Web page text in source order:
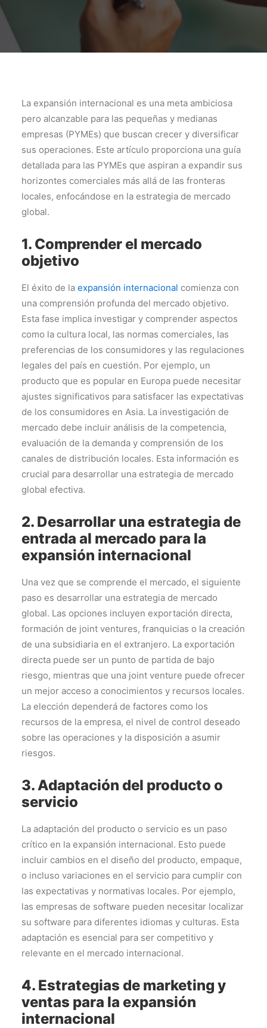
La expansión internacional es una meta ambiciosa
pero alcanzable para las pequeñas y medianas
empresas (PYMEs) que buscan crecer y diversificar
sus operaciones. Este artículo proporciona una guía
detallada para las PYMEs que aspiran a expandir sus
horizontes comerciales más allá de las fronteras
locales, enfocándose en la estrategia de mercado
global.
1. Comprender el mercado
objetivo
El éxito de la expansión internacional comienza con
una comprensión profunda del mercado objetivo.
Esta fase implica investigar y comprender aspectos
como la cultura local, las normas comerciales, las
preferencias de los consumidores y las regulaciones
legales del país en cuestión. Por ejemplo, un
producto que es popular en Europa puede necesitar
ajustes significativos para satisfacer las expectativas
de los consumidores en Asia. La investigación de
mercado debe incluir análisis de la competencia,
evaluación de la demanda y comprensión de los
canales de distribución locales. Esta información es
crucial para desarrollar una estrategia de mercado
global efectiva.
2. Desarrollar una estrategia de
entrada al mercado para la
expansión internacional
Una vez que se comprende el mercado, el siguiente
paso es desarrollar una estrategia de mercado
global. Las opciones incluyen exportación directa,
formación de joint ventures, franquicias o la creación
de una subsidiaria en el extranjero. La exportación
directa puede ser un punto de partida de bajo
riesgo, mientras que una joint venture puede ofrecer
un mejor acceso a conocimientos y recursos locales.
La elección dependerá de factores como los
recursos de la empresa, el nivel de control deseado
sobre las operaciones y la disposición a asumir
riesgos.
3. Adaptación del producto o
servicio
La adaptación del producto o servicio es un paso
crítico en la expansión internacional. Esto puede
incluir cambios en el diseño del producto, empaque,
o incluso variaciones en el servicio para cumplir con
las expectativas y normativas locales. Por ejemplo,
las empresas de software pueden necesitar localizar
su software para diferentes idiomas y culturas. Esta
adaptación es esencial para ser competitivo y
relevante en el mercado internacional.
4. Estrategias de marketing y
ventas para la expansión
internacional